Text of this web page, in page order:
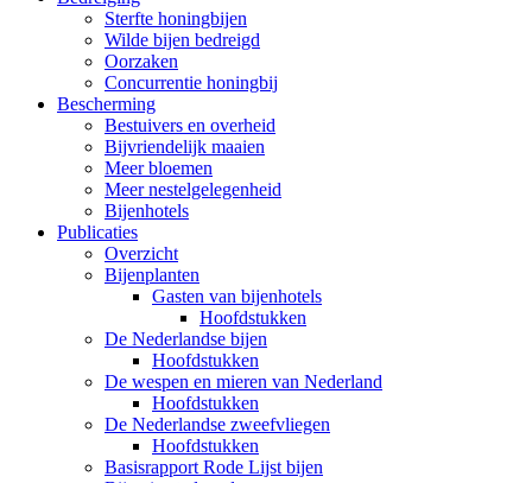
Sterfte honingbijen
Wilde bijen bedreigd
Oorzaken
Concurrentie honingbij
Bescherming
Bestuivers en overheid
Bijvriendelijk maaien
Meer bloemen
Meer nestelgelegenheid
Bijenhotels
Publicaties
Overzicht
Bijenplanten
Gasten van bijenhotels
Hoofdstukken
De Nederlandse bijen
Hoofdstukken
De wespen en mieren van Nederland
Hoofdstukken
De Nederlandse zweefvliegen
Hoofdstukken
Basisrapport Rode Lijst bijen